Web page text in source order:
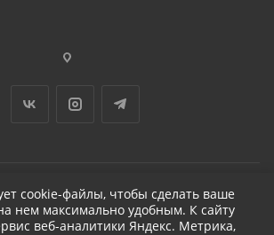
МАРКЕТ АВТОНОВЬЕ
cookie-файлы, чтобы сделать ваше
нем максимально удобным. К cайту
веб-аналитики Яндекс. Метрика,